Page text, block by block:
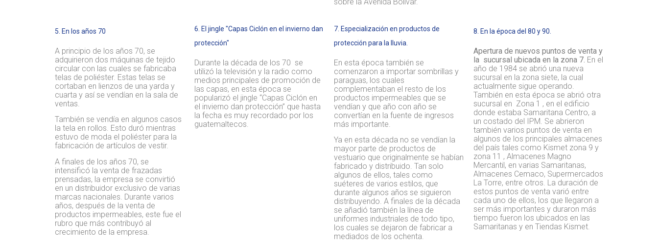
5. En los años 70
A principio de los años 70, se
adquirieron dos máquinas de tejido
circular con las cuales se fabricaba
telas de poliéster. Estas telas se
cortaban en lienzos de una yarda y
cuarta y así se vendían en la sala de
ventas.
También se vendía en algunos casos
la tela en rollos. Esto duró mientras
estuvo de moda el poliéster para la
fabricación de artículos de vestir.
A finales de los años 70, se
intensificó la venta de frazadas
prensadas, la empresa se convirtió
en un distribuidor exclusivo de varias
marcas nacionales. Durante varios
años, después de la venta de
productos impermeables, este fue el
rubro que más contribuyó al
crecimiento de la empresa.
6. El jingle "Capas Ciclón en el invierno dan
protección"
Durante la década de los 70 se
utilizó la televisión y la radio como
medios principales de promoción de
las capas, en esta época se
popularizó el jingle “Capas Ciclón en
el invierno dan protección” que hasta
la fecha es muy recordado por los
guatemaltecos.
7. Especialización en productos de
protección para la lluvia.
En esta época también se
comenzaron a importar sombrillas y
paraguas, los cuales
complementaban el resto de los
productos impermeables que se
vendían y que año con año se
convertían en la fuente de ingresos
más importante.
Ya en esta década no se vendían la
mayor parte de productos de
vestuario que originalmente se habían
fabricado y distribuido. Tan solo
algunos de ellos, tales como
suéteres de varios estilos, que
durante algunos años se siguieron
distribuyendo. A finales de la década
se añadió también la línea de
uniformes industriales de todo tipo,
los cuales se dejaron de fabricar a
mediados de los ochenta.
8. En la época del 80 y 90.
Apertura de nuevos puntos de venta y
la sucursal ubicada en la zona 7. En el
año de 1984 se abrió una nueva
sucursal en la zona siete, la cual
actualmente sigue operando.
También en esta época se abrió otra
sucursal en Zona 1 , en el edificio
donde estaba Samaritana Centro, a
un costado del IPM. Se abrieron
también varios puntos de venta en
algunos de los principales almacenes
del país tales como Kismet zona 9 y
zona 11 , Almacenes Magno
Mercantil, en varias Samaritanas,
Almacenes Cemaco, Supermercados
La Torre, entre otros. La duración de
estos puntos de venta varió entre
cada uno de ellos, los que llegaron a
ser más importantes y duraron más
tiempo fueron los ubicados en las
Samaritanas y en Tiendas Kismet.